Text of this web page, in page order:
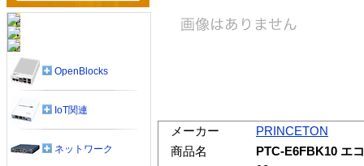
メーカー
PRINCETON
商品名
PTC-E6FBK10 エ
OpenBlocks
IoT関連
ネットワーク